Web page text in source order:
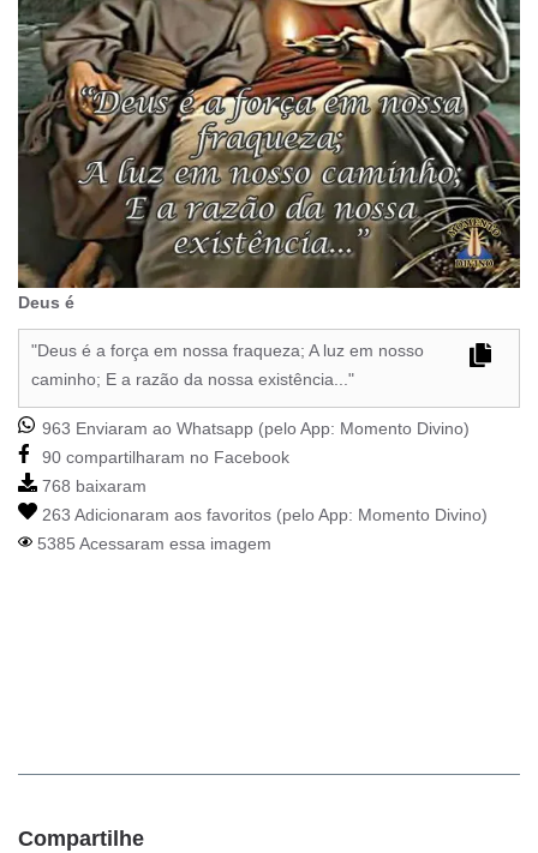
Deus é
"Deus é a força em nossa fraqueza; A luz em nosso
caminho; E a razão da nossa existência..."
963 Enviaram ao Whatsapp (pelo App: Momento Divino)
90 compartilharam no Facebook
768 baixaram
263 Adicionaram aos favoritos (pelo App: Momento Divino)
5385 Acessaram essa imagem
Compartilhe